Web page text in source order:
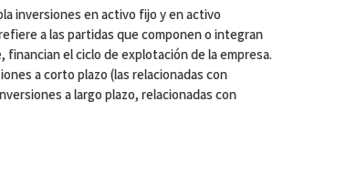
inversiones en activo fijo y en activo
a las partidas que componen o integran
financian el ciclo de explotación de la empresa.
a corto plazo (las relacionadas con
a largo plazo, relacionadas con